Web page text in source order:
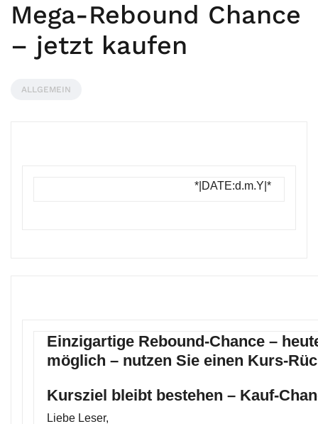
Mega-Rebound Chance
– jetzt kaufen
ALLGEMEIN
*|DATE:d.m.Y|*
Einzigartige Rebound-Chance –
möglich – nutzen Sie einen Kurs-
Kursziel bleibt bestehen – Kauf-
Liebe Leser,